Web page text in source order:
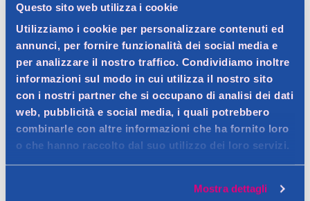
Questo sito web utilizza i cookie
Utilizziamo i cookie per personalizzare contenuti ed
annunci, per fornire funzionalità dei social media e
per analizzare il nostro traffico. Condividiamo inoltre
informazioni sul modo in cui utilizza il nostro sito
con i nostri partner che si occupano di analisi dei dati
web, pubblicità e social media, i quali potrebbero
combinarle con altre informazioni che ha fornito loro
o che hanno raccolto dal suo utilizzo dei loro servizi.
Mostra dettagli
10,99 €
1.6LT (6,87 € / LT)
Aggiungi
Help
Verifica disp. in negozio
9,99 €
Aggiungi
Help
Verifica disp. in negozio
RISPARMIO GARANTITO